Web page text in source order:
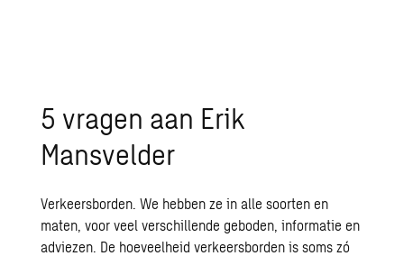
5 vragen aan Erik
Mansvelder
Verkeersborden. We hebben ze in alle soorten en
maten, voor veel verschillende geboden, informatie en
adviezen. De hoeveelheid verkeersborden is soms zó